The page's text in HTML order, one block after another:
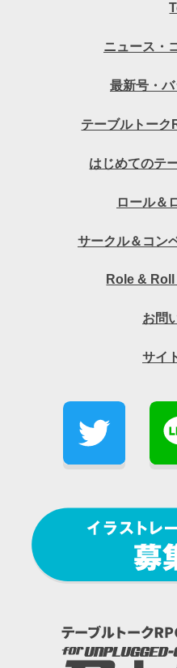
ニュース・
最新号・
テーブルトーク
はじめてのテ
ロール＆
サークル＆コン
Role & Roll
お問
サイ